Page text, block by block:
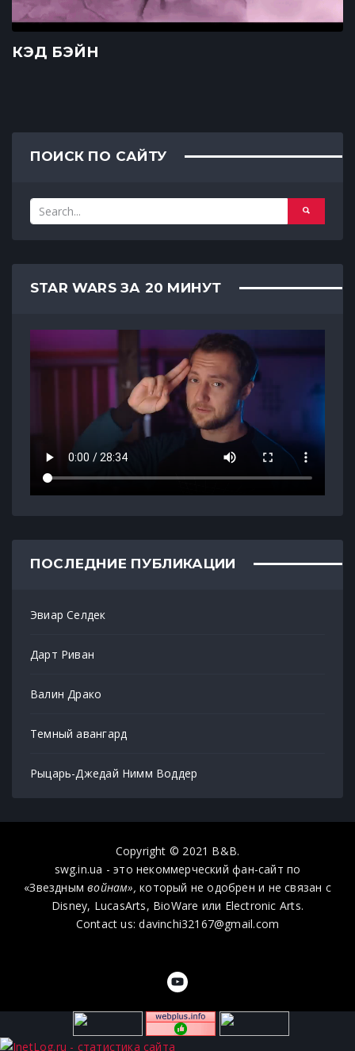
КЭД БЭЙН
ПОИСК ПО САЙТУ
STAR WARS ЗА 20 МИНУТ
ПОСЛЕДНИЕ ПУБЛИКАЦИИ
Эвиар Селдек
Дарт Риван
Валин Драко
Темный авангард
Рыцарь-Джедай Нимм Воддер
Copyright © 2021 B&B.
swg.in.ua - это некоммерческий фан-сайт по
«Звезднымвойнам», который не одобрен и не связан с
Disney, LucasArts, BioWare или Electronic Arts.
Contact us: davinchi32167@gmail.com